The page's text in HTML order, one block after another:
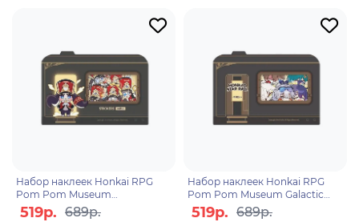
Набор наклеек Honkai RPG
Pom Pom Museum
6976525003328
519р. 689р.
Набор наклеек Honkai RPG
Pom Pom Museum Galactic
Roaming 6976525005018
519р. 689р.